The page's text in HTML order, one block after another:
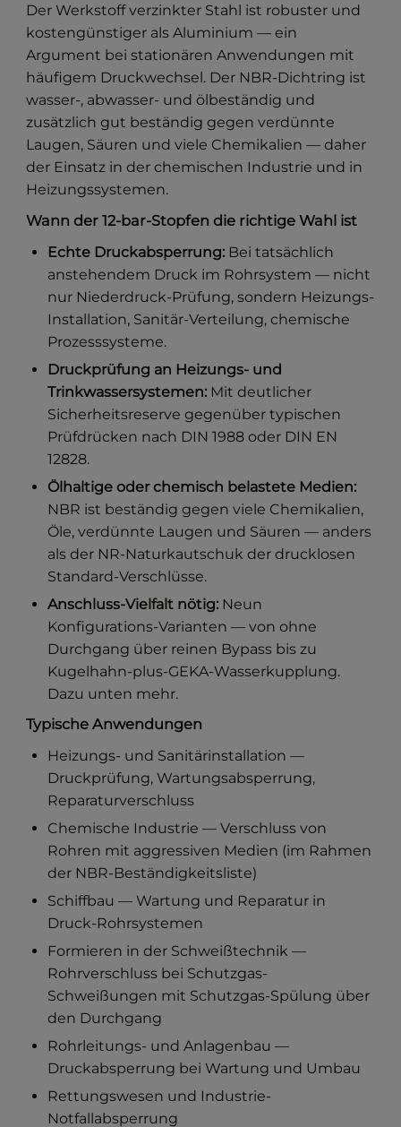
Der Werkstoff verzinkter Stahl ist robuster und
kostengünstiger als Aluminium — ein
Argument bei stationären Anwendungen mit
häufigem Druckwechsel. Der NBR-Dichtring ist
wasser-, abwasser- und ölbeständig und
zusätzlich gut beständig gegen verdünnte
Laugen, Säuren und viele Chemikalien — daher
der Einsatz in der chemischen Industrie und in
Heizungssystemen.
Wann der 12-bar-Stopfen die richtige Wahl ist
Echte Druckabsperrung: Bei tatsächlich
anstehendem Druck im Rohrsystem — nicht
nur Niederdruck-Prüfung, sondern Heizungs-
Installation, Sanitär-Verteilung, chemische
Prozesssysteme.
Druckprüfung an Heizungs- und
Trinkwassersystemen: Mit deutlicher
Sicherheitsreserve gegenüber typischen
Prüfdrücken nach DIN 1988 oder DIN EN
12828.
Ölhaltige oder chemisch belastete Medien:
NBR ist beständig gegen viele Chemikalien,
Öle, verdünnte Laugen und Säuren — anders
als der NR-Naturkautschuk der drucklosen
Standard-Verschlüsse.
Anschluss-Vielfalt nötig: Neun
Konfigurations-Varianten — von ohne
Durchgang über reinen Bypass bis zu
Kugelhahn-plus-GEKA-Wasserkupplung.
Dazu unten mehr.
Typische Anwendungen
Heizungs- und Sanitärinstallation —
Druckprüfung, Wartungsabsperrung,
Reparaturverschluss
Chemische Industrie — Verschluss von
Rohren mit aggressiven Medien (im Rahmen
der NBR-Beständigkeitsliste)
Schiffbau — Wartung und Reparatur in
Druck-Rohrsystemen
Formieren in der Schweißtechnik —
Rohrverschluss bei Schutzgas-
Schweißungen mit Schutzgas-Spülung über
den Durchgang
Rohrleitungs- und Anlagenbau —
Druckabsperrung bei Wartung und Umbau
Rettungswesen und Industrie-
Notfallabsperrung